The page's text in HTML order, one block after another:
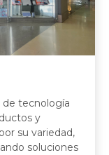
de tecnología
y
su variedad,
soluciones